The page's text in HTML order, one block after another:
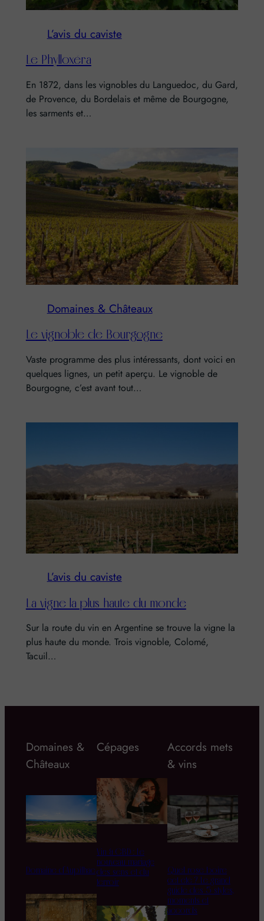
L’avis du caviste
Le Phylloxéra
En 1872, dans les vignobles du Languedoc, du Gard,
de Provence, du Bordelais et même de Bourgogne,
les sarments et…
Domaines & Châteaux
Le vignoble de Bourgogne
Vaste programme des plus intéressants, dont voici en
quelques lignes, un petit aperçu. Le vignoble de
Bourgogne, c’est avant tout…
L’avis du caviste
La vigne la plus haute du monde
Sur la route du vin en Argentine se trouve la vigne la
plus haute du monde. Trois vignoble, Colomé,
Tacuil…
Domaines &
Châteaux
Domaine d’Aupilhac
Cépages
Vin & CBD : Le
nouveau mariage
des sens et du
terroir
Accords mets
& vins
Quel rosé boire
cet été ? Le grand
guide des 5 styles,
moments et
accords